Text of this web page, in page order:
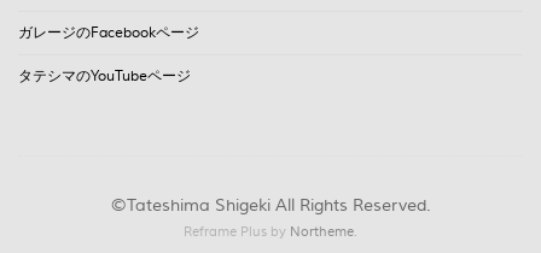
ガレージのFacebookページ
タテシマのYouTubeページ
©Tateshima Shigeki All Rights Reserved.
Reframe Plus by Northeme.